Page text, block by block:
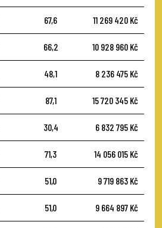
67,6 11 269 420 Kč
66,2 10 928 960 Kč
48,1 8 236 475 Kč
87,1 15 720 345 Kč
30,4 6 832 795 Kč
71,3 14 056 015 Kč
51,0 9 719 863 Kč
51,0 9 664 897 Kč